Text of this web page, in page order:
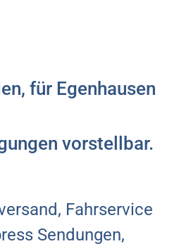
für Egenhausen
vorstellbar.
Fahrservice
Sendungen,